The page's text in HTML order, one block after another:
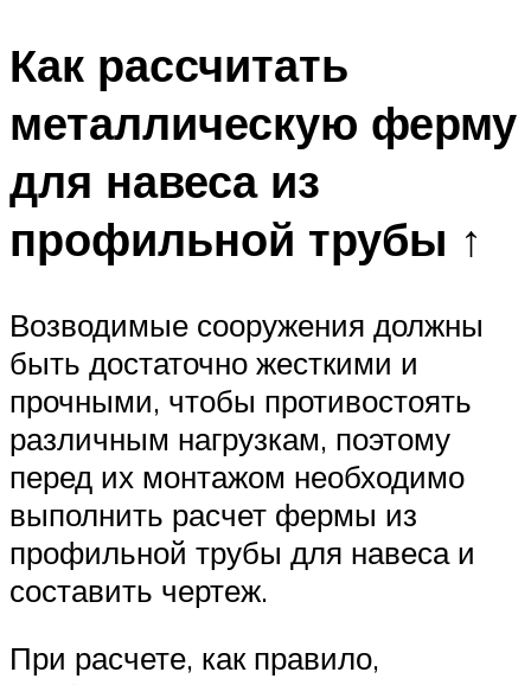
Как рассчитать
металлическую ферму
для навеса из
профильной трубы ↑
Возводимые сооружения должны
быть достаточно жесткими и
прочными, чтобы противостоять
различным нагрузкам, поэтому
перед их монтажом необходимо
выполнить расчет фермы из
профильной трубы для навеса и
составить чертеж.
При расчете, как правило,